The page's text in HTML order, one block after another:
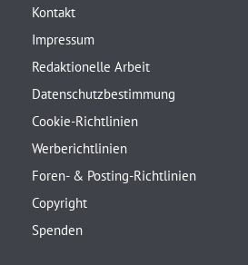
Kontakt
Impressum
Redaktionelle Arbeit
Datenschutzbestimmung
Cookie-Richtlinien
Werberichtlinien
Foren- & Posting-Richtlinien
Copyright
Spenden